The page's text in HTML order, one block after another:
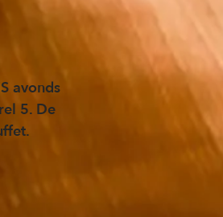
avonds
5. De